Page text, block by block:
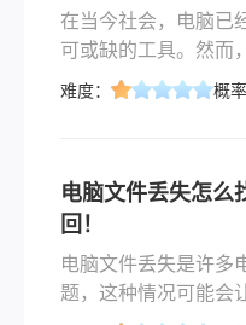
在当今社会，电脑已
可或缺的工具。然而
件丢失的情况时有发
难度： 概率
电脑文件丢失怎么
回！
电脑文件丢失是许多
题，这种情况可能会